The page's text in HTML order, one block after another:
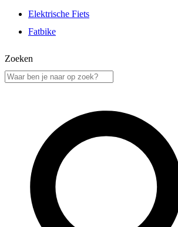
Elektrische Fiets
Fatbike
Zoeken